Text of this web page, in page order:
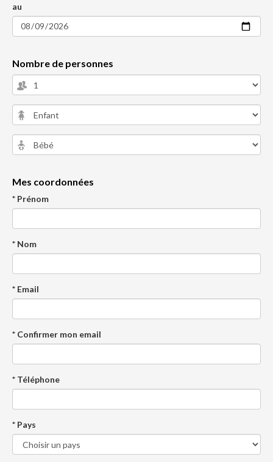
au
Nombre de personnes
Mes coordonnées
* Prénom
* Nom
* Email
* Confirmer mon email
* Téléphone
* Pays